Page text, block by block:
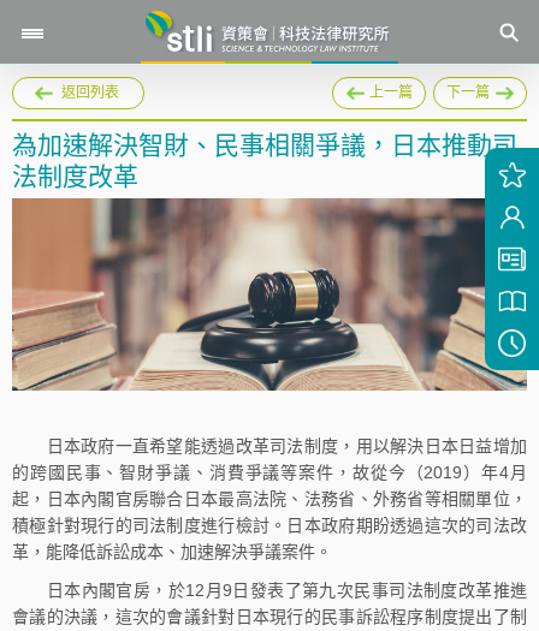
返回列表 上一篇 下一篇
為加速解決智財、民事相關爭議，日本推動司
法制度改革
日本政府一直希望能透過改革司法制度，用以解決日本日益增加
的跨國民事、智財爭議、消費爭議等案件，故從今（2019）年4月
起，日本內閣官房聯合日本最高法院、法務省、外務省等相關單位，
積極針對現行的司法制度進行檢討。日本政府期盼透過這次的司法改
革，能降低訴訟成本、加速解決爭議案件。
日本內閣官房，於12月9日發表了第九次民事司法制度改革推進
會議的決議，這次的會議針對日本現行的民事訴訟程序制度提出了制